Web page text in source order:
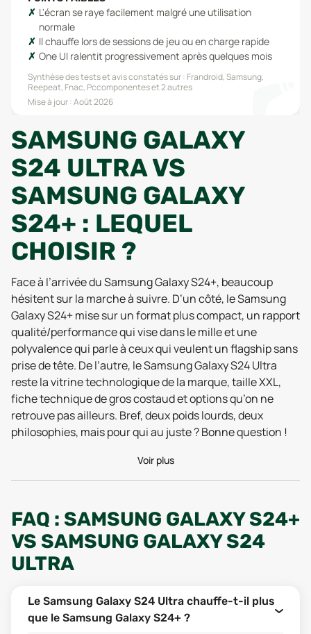
L'écran se raye facilement malgré une utilisation
normale
Il chauffe lors de sessions de jeu ou en charge rapide
One UI ralentit progressivement après quelques mois
Synthèse des tests et avis constatés sur : Frandroid, Samsung,
Reepeat, Fnac, Pccomponenteset 2 autres
Mise à jour :Août 2026
SAMSUNG GALAXY
S24 ULTRA VS
SAMSUNG GALAXY
S24+ : LEQUEL
CHOISIR ?
Face à l’arrivée du Samsung Galaxy S24+, beaucoup
hésitent sur la marche à suivre. D’un côté, le Samsung
Galaxy S24+ mise sur un format plus compact, un rapport
qualité/performance qui vise dans le mille et une
polyvalence qui parle à ceux qui veulent un flagship sans
prise de tête. De l’autre, le Samsung Galaxy S24 Ultra
reste la vitrine technologique de la marque, taille XXL,
fiche technique de gros costaud et options qu’on ne
retrouve pas ailleurs. Bref, deux poids lourds, deux
philosophies, mais pour qui au juste ? Bonne question !
puisses y voir clair… Et si tu cherches le meilleur prix,
regarde du côté dusmartphone reconditionnépour
FONCTIONNALITÉS : QUELLES
DIFFÉRENCES ENTRE LE
SAMSUNG GALAXY S24
ULTRA ET LE SAMSUNG
GALAXY S24+ ?
Voir plus
FAQ : SAMSUNG GALAXY S24+
VS SAMSUNG GALAXY S24
ULTRA
Le Samsung Galaxy S24 Ultra chauffe-t-il plus
que le Samsung Galaxy S24+ ?